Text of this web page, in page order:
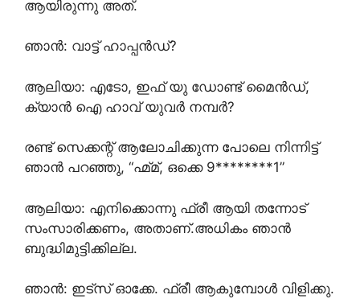
ആയിരുന്നു അത്‌.
ഞാൻ: വാട്ട്‌ ഹാപ്പൻഡ്?
ആലിയാ: എടോ, ഇഫ് യു ഡോണ്ട് മൈൻഡ്,
ക്യാൻ ഐ ഹാവ് യുവർ നമ്പർ?
രണ്ട് സെക്കന്റ്‌ ആലോചിക്കുന്ന പോലെ നിന്നിട്ട്
ഞാൻ പറഞ്ഞു, “ഹ്മ്മ്, ഒക്കെ 9********1”
ആലിയാ: എനിക്കൊന്നു ഫ്രീ ആയി തന്നോട്
സംസാരിക്കണം, അതാണ്.അധികം ഞാൻ
ബുദ്ധിമുട്ടിക്കില്ല.
ഞാൻ: ഇട്സ് ഓക്കേ. ഫ്രീ ആകുമ്പോൾ വിളിക്കു.